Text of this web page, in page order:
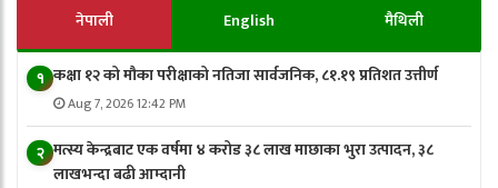
नेपाली English मैथिली
१ कक्षा १२ को मौका परीक्षाको नतिजा सार्वजनिक, ८१.१९ प्रतिशत उत्तीर्ण
Aug 7, 2026 12:42 PM
२ मत्स्य केन्द्रबाट एक वर्षमा ४ करोड ३८ लाख माछाका भुरा उत्पादन, ३८
लाखभन्दा बढी आम्दानी